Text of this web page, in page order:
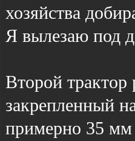
хозяйства
Я вылезаю под
Второй трактор
закрепленный
примерно 35